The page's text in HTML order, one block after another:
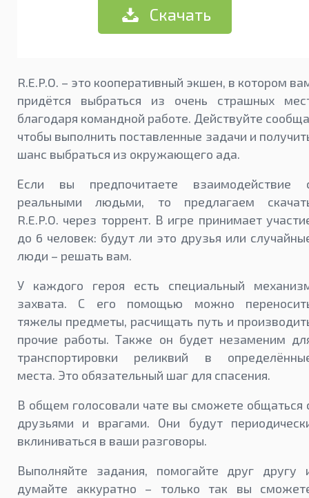
Скачать
R.E.P.O. – это кооперативный экшен, в котором
придётся выбраться из очень страшных
благодаря командной работе. Действуйте
чтобы выполнить поставленные задачи и
шанс выбраться из окружающего ада.
Если вы предпочитаете взаимодействие
реальными людьми, то предлагаем
R.E.P.O. через торрент. В игре принимает
до 6 человек: будут ли это друзья или
люди – решать вам.
У каждого героя есть специальный
захвата. С его помощью можно
тяжелы предметы, расчищать путь и
прочие работы. Также он будет незаменим
транспортировки реликвий в
места. Это обязательный шаг для спасения.
В общем голосовали чате вы сможете общаться
друзьями и врагами. Они будут
вклиниваться в ваши разговоры.
Выполняйте задания, помогайте друг другу
думайте аккуратно – только так вы